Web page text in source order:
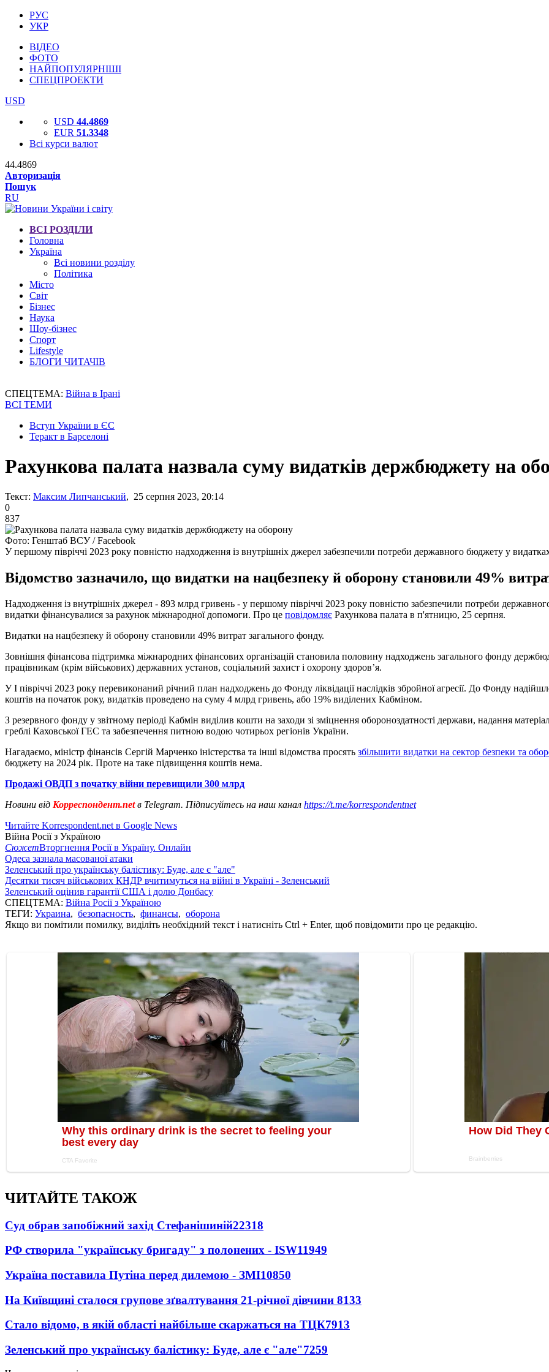
РУС
УКР
ВІДЕО
ФОТО
НАЙПОПУЛЯРНІШІ
СПЕЦПРОЕКТИ
USD
USD 44.4869
EUR 51.3348
Всі курси валют
44.4869
Авторизація
Пошук
RU
ВСІ РОЗДІЛИ
Головна
Україна
Всі новини розділу
Політика
Місто
Світ
Бізнес
Наука
Шоу-бізнес
Спорт
Lifestyle
БЛОГИ ЧИТАЧІВ
СПЕЦТЕМА: Війна в Ірані
ВСІ ТЕМИ
Вступ України в ЄС
Теракт в Барселоні
Рахункова палата назвала суму видатків держбюджету на
Текст: Максим Липчанський, 25 серпня 2023, 20:14
0
837
Фото: Генштаб ВСУ / Facebook
У першому півріччі 2023 року повністю надходження із внутрішніх джерел забезпечили потреби державного бюджету у
Відомство зазначило, що видатки на нацбезпеку й оборону становили 49%
Надходження із внутрішніх джерел - 893 млрд гривень - у першому півріччі 2023 року повністю забезпечили потреби
видатки фінансувалися за рахунок міжнародної допомоги. Про це повідомляє Рахункова палата в п'ятницю, 25 серпня.
Видатки на нацбезпеку й оборону становили 49% витрат загального фонду.
Зовнішня фінансова підтримка міжнародних фінансових організацій становила половину надходжень загального фонду
працівникам (крім військових) державних установ, соціальний захист і охорону здоров’я.
У I півріччі 2023 року перевиконаний річний план надходжень до Фонду ліквідації наслідків збройної агресії. До Фонду
коштів на початок року, видатків проведено на суму 4 млрд гривень, або 19% виділених Кабміном.
З резервного фонду у звітному періоді Кабмін виділив кошти на заходи зі зміцнення обороноздатності держави, надання
греблі Каховської ГЕС та забезпечення питною водою чотирьох регіонів України.
Нагадаємо, міністр фінансів Сергій Марченко іністерства та інші відомства просять збільшити видатки на сектор безпеки та
бюджету на 2024 рік. Проте на таке підвищення коштів нема.
Продажі ОВДП з початку війни перевищили 300 млрд
Новини від Корреспондент.netв Telegram. Підписуйтесь на наш канал https://t.me/korrespondentnet
Читайте Korrespondent.net в Google News
Війна Росії з Україною
СюжетВторгнення Росії в Україну. Онлайн
Одеса зазнала масованої атаки
Зеленський про українську балістику: Буде, але є "але"
Десятки тисяч військових КНДР вчитимуться на війні в Україні - Зеленський
Зеленський оцінив гарантії США і долю Донбасу
СПЕЦТЕМА: Війна Росії з Україною
ТЕГИ: Украина, безопасность, финансы, оборона
Якщо ви помітили помилку, виділіть необхідний текст і натисніть Ctrl + Enter, щоб повідомити про це редакцію.
ЧИТАЙТЕ ТАКОЖ
Суд обрав запобіжний захід Стефанішиній22318
РФ створила "українську бригаду" з полонених - ISW11949
Україна поставила Путіна перед дилемою - ЗМІ10850
На Київщині сталося групове зґвалтування 21-річної дівчини 8133
Стало відомо, в якій області найбільше скаржаться на ТЦК7913
Зеленський про українську балістику: Буде, але є "але"7259